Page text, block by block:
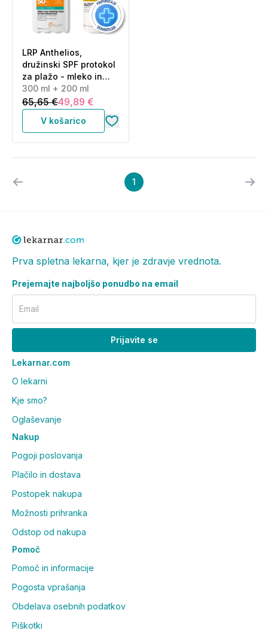
LRP Anthelios,
družinski SPF protokol
za plažo - mleko in
mist (300 ml + 200 ml)
300 ml + 200 ml
65,65 €49,89 €
V košarico
1
Prva spletna lekarna, kjer je zdravje vrednota.
Prejemajte najboljšo ponudbo na email
Email
Prijavite se
Lekarnar.com
O lekarni
Kje smo?
Oglaševanje
Nakup
Pogoji poslovanja
Plačilo in dostava
Postopek nakupa
Možnosti prihranka
Odstop od nakupa
Pomoč
Pomoč in informacije
Pogosta vprašanja
Obdelava osebnih podatkov
Piškotki